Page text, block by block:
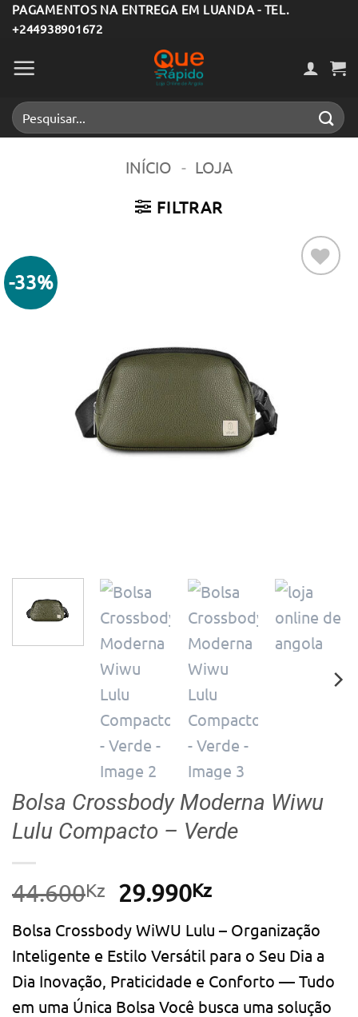
Skip
to
content
PAGAMENTOS NA ENTREGA EM LUANDA - TEL.
+244938901672
Pesquisar
por:
INÍCIO - LOJA
FILTRAR
-33%
Bolsa Crossbody Moderna Wiwu
Lulu Compacto – Verde
44.600Kz
O
original
era:
44.600Kz.
29.990KzO
atual
é:
29.990Kz.
Bolsa Crossbody WiWU Lulu – Organização
Inteligente e Estilo Versátil para o Seu Dia a
Dia Inovação, Praticidade e Conforto — Tudo
em uma Única Bolsa Você busca uma solução